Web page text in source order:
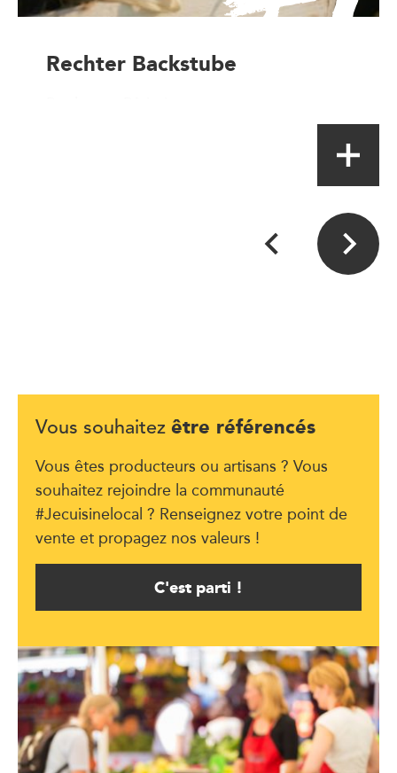
Rechter Backstube
Vous souhaitez être référencés
Vous êtes producteurs ou artisans ? Vous
souhaitez rejoindre la communauté
#Jecuisinelocal ? Renseignez votre point de
vente et propagez nos valeurs !
C'est parti !